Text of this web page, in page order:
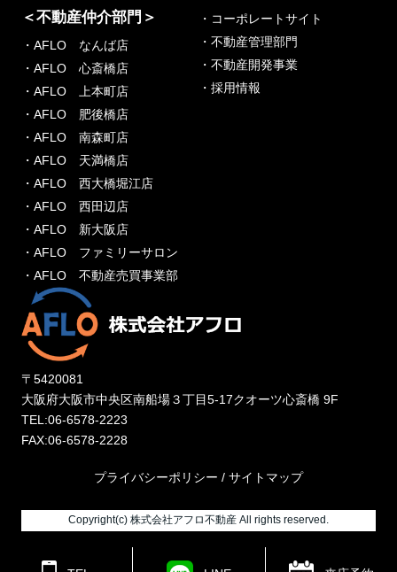
＜不動産仲介部門＞
・AFLO なんば店
・AFLO 心斎橋店
・AFLO 上本町店
・AFLO 肥後橋店
・AFLO 南森町店
・AFLO 天満橋店
・AFLO 西大橋堀江店
・AFLO 西田辺店
・AFLO 新大阪店
・AFLO ファミリーサロン
・AFLO 不動産売買事業部
・コーポレートサイト
・不動産管理部門
・不動産開発事業
・採用情報
〒5420081
大阪府大阪市中央区南船場３丁目5-17クオーツ心斎橋 9F
TEL:06-6578-2223
FAX:06-6578-2228
プライバシーポリシー / サイトマップ
Copyright(c) 株式会社アフロ不動産 All rights reserved.